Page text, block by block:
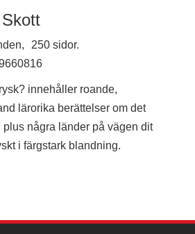
250 sidor.
innehåller roande,
lärorika berättelser om det
plus några länder på vägen dit
i färgstark blandning.